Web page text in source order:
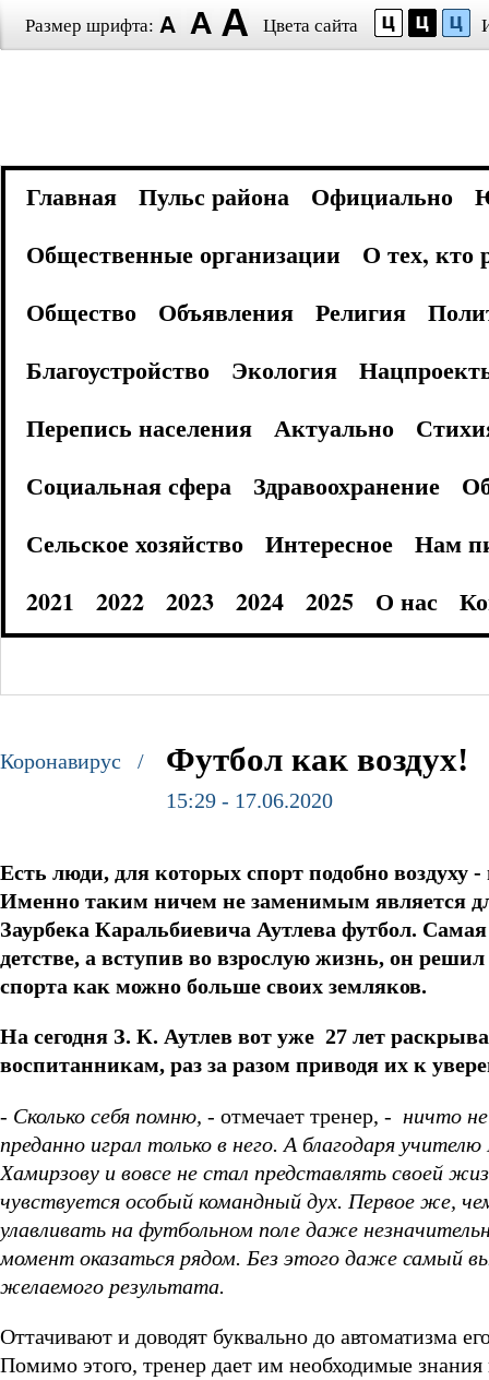
Размер шрифта: Цвета сайта
Главная Пульс района Официально
Общественные организации
О тех, кто
Общество
Объявления Религия
Благоустройство
Экология
Перепись населения
Актуально
Социальная сфера
Здравоохранение
Сельское хозяйство
Интересное
Нам
2021
2022 2023 2024 2025 О нас
Коронавирус / Футбол как воздух!
15:29 - 17.06.2020
Есть люди, для которых спорт подобно воздуху
Именно таким ничем не заменимым является
Заурбека Каральбиевича Аутлева футбол.
детстве, а вступив во взрослую жизнь, он
спорта как можно больше своих земляков.
На сегодня З. К. Аутлев вот уже 27 лет
воспитанникам, раз за разом приводя их к
- Сколько себя помню, - отмечает тренер, - ничто не
преданно играл только в него. А благодаря
Хамирзову и вовсе не стал представлять своей
чувствуется особый командный дух. Первое же,
улавливать на футбольном поле даже
момент оказаться рядом. Без этого даже самый
желаемого результата.
Оттачивают и доводят буквально до автоматизма
Помимо этого, тренер дает им необходимые знания